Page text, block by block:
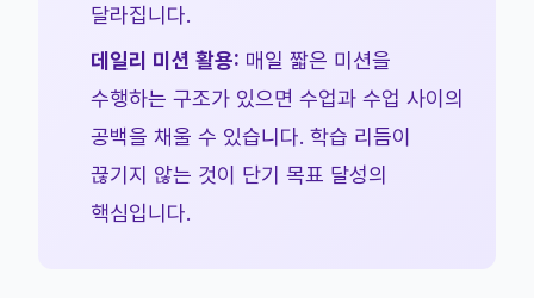
달라집니다.
데일리 미션 활용: 매일 짧은 미션을
수행하는 구조가 있으면 수업과 수업 사이의
공백을 채울 수 있습니다. 학습 리듬이
끊기지 않는 것이 단기 목표 달성의
핵심입니다.